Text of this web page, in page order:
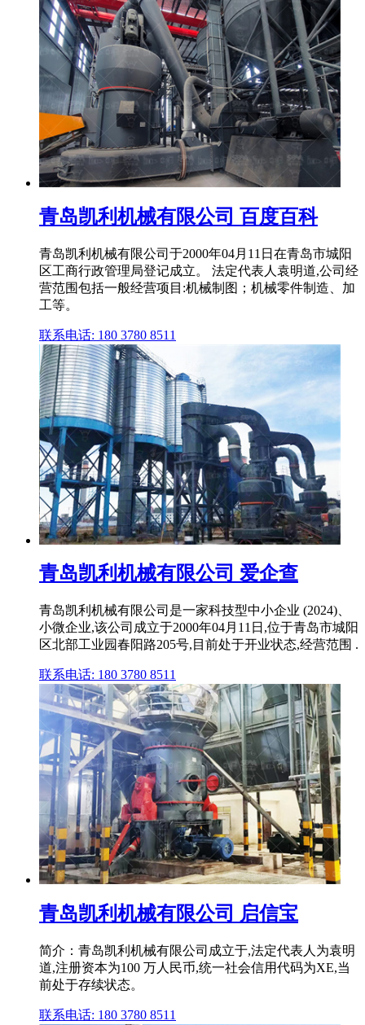
青岛凯利机械有限公司 百度百科
青岛凯利机械有限公司于2000年04月11日在青岛市城阳
区工商行政管理局登记成立。 法定代表人袁明道,公司经
营范围包括一般经营项目:机械制图；机械零件制造、加
工等。
联系电话: 180 3780 8511
青岛凯利机械有限公司 爱企查
青岛凯利机械有限公司是一家科技型中小企业 (2024)、
小微企业,该公司成立于2000年04月11日,位于青岛市城阳
区北部工业园春阳路205号,目前处于开业状态,经营范围 .
联系电话: 180 3780 8511
青岛凯利机械有限公司 启信宝
简介：青岛凯利机械有限公司成立于,法定代表人为袁明
道,注册资本为100 万人民币,统一社会信用代码为XE,当
前处于存续状态。
联系电话: 180 3780 8511